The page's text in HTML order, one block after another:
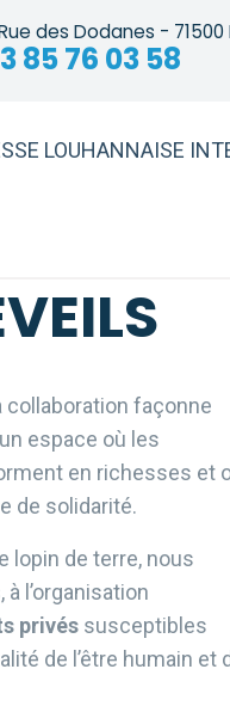
des Dodanes - 71500
85 76 03 58
LOUHANNAISE
collaboration façonne
espace où les
en richesses et
de solidarité.
lopin de terre, nous
l’organisation
privéssusceptibles
de l’être humain et